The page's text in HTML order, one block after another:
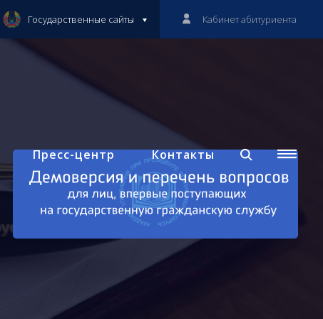
Пресс-центр Контакты
Государственные сайты Кабинет абитуриента